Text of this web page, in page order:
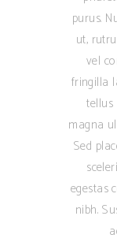
purus.
ut,
vel
fringilla
tellus
magna
Sed
egestas
nibh.